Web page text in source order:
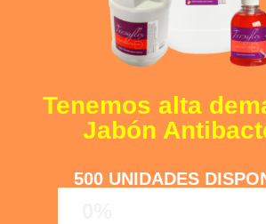
Tenemos alta
Jabón
500 UNIDADES